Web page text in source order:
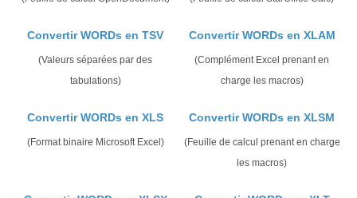
Convertir WORDs en TSV
(Valeurs séparées par des
tabulations)
Convertir WORDs en XLAM
(Complément Excel prenant en
charge les macros)
Convertir WORDs en XLS
(Format binaire Microsoft Excel)
Convertir WORDs en XLSM
(Feuille de calcul prenant en charge
les macros)